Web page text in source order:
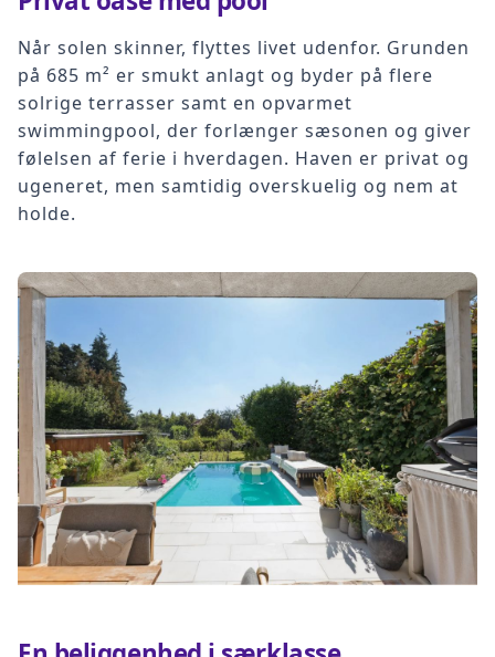
Når solen skinner, flyttes livet udenfor. Grunden
på 685 m² er smukt anlagt og byder på flere
solrige terrasser samt en opvarmet
swimmingpool, der forlænger sæsonen og giver
følelsen af ferie i hverdagen. Haven er privat og
ugeneret, men samtidig overskuelig og nem at
holde.